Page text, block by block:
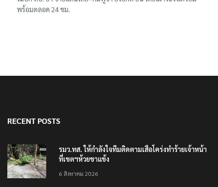
โฆษก ทบ. ย้ำ ชายแดนไทย–กัมพูชา ยังปกติ ยัน ไทยเฝ้าระวังเตรียม
รมว.ทส. ให้กำลังใจทีมติดตามเสือโคร่งทำร้ายเจ้าหน้า